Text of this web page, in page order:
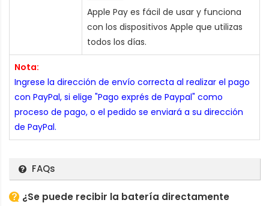
Apple Pay es fácil de usar y funciona
con los dispositivos Apple que utilizas
todos los días.
Nota:
Ingrese la dirección de envío correcta al realizar el pago
con PayPal, si elige "Pago exprés de Paypal" como
proceso de pago, o el pedido se enviará a su dirección
de PayPal.
FAQs
¿Se puede recibir la batería directamente